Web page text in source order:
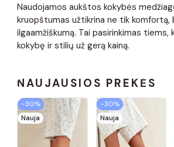
Naudojamos aukštos kokybės
kruopštumas užtikrina ne tik komfortą,
ilgaamžiškumą. Tai pasirinkimas tiems,
kokybę ir stilių už gerą kainą.
NAUJAUSIOS PREKĖS
−30%
Nauja
−30%
Nauja